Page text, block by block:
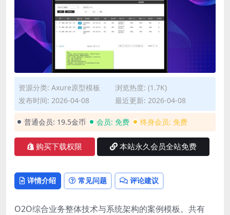
资源分类: Axure原型模板
浏览热度: (1.7K)
发布时间: 2026-04-08
最近更新: 2026-04-08
普通会员: 19.5金币 会员: 免费 终身会员: 免费
购买下载权限 本站永久会员全站免费
详情介绍 常见问题 评论建议
O2O综合业务整体技术与系统架构的案例模板。共有